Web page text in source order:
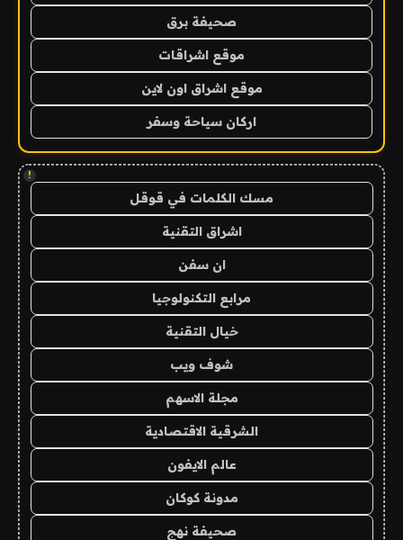
صحيفة برق
موقع اشراقات
موقع اشراق اون لاين
اركان سياحة وسفر
!
مسك الكلمات في قوقل
اشراق التقنية
ان سفن
مرابع التكنولوجيا
خيال التقنية
شوف ويب
مجلة الاسهم
الشرقية الاقتصادية
عالم الايفون
مدونة كوكان
صحيفة نهج